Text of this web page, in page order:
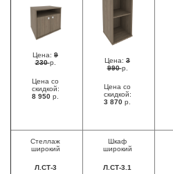
Цена: 9
230р.
Цена со
скидкой:
8 950 р.
Цена: 3
990р.
Цена со
скидкой:
3 870 р.
Стеллаж
широкий
Л.СТ-3
Шкаф
широкий
Л.СТ-3.1